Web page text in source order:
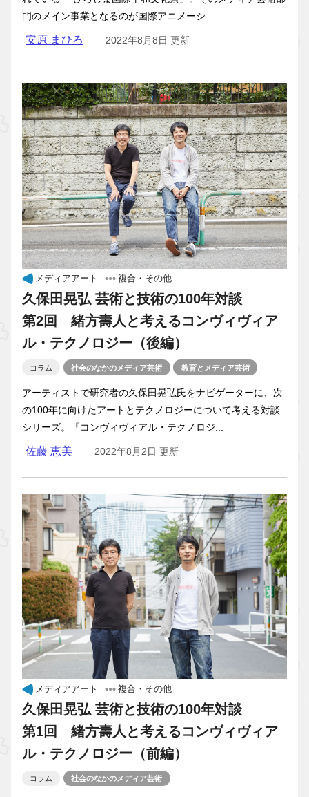
門のメイン事業となるのが国際アニメーシ...
安原 まひろ 2022年8月8日 更新
メディアアート 複合・その他
久保田晃弘 芸術と技術の100年対談
第2回 緒方壽人と考えるコンヴィヴィア
ル・テクノロジー（後編）
コラム 社会のなかのメディア芸術 教育とメディア芸術
アーティストで研究者の久保田晃弘氏をナビゲーターに、次
の100年に向けたアートとテクノロジーについて考える対談
シリーズ。『コンヴィヴィアル・テクノロジ...
佐藤 恵美 2022年8月2日 更新
メディアアート 複合・その他
久保田晃弘 芸術と技術の100年対談
第1回 緒方壽人と考えるコンヴィヴィア
ル・テクノロジー（前編）
コラム 社会のなかのメディア芸術